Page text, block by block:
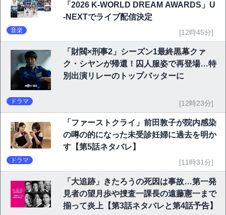
「2026 K-WORLD DREAM AWARDS」U
-NEXTでライブ配信決定
音楽 [12時45分]
「財閥×刑事2」シーズン1最終黒幕クァ
ク・シヤンが帰還！囚人服姿で再登場…特
別出演リレーのトップバッターに
ドラマ [12時23分]
「ファーストクライ」前田敦子が院内感染
の噂の的になった未受診妊婦に過去を明か
す【第5話ネタバレ】
ドラマ [11時31分]
「大追跡」きたろうの死因は事故…第一発
見者の望月歩や捜査一課長の遠藤憲一まで
揃って炎上【第3話ネタバレと第4話予告】